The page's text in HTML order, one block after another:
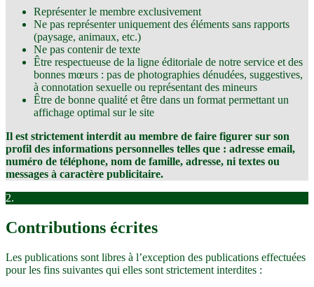
Représenter le membre exclusivement
Ne pas représenter uniquement des éléments sans rapports
(paysage, animaux, etc.)
Ne pas contenir de texte
Être respectueuse de la ligne éditoriale de notre service et des
bonnes mœurs : pas de photographies dénudées, suggestives,
à connotation sexuelle ou représentant des mineurs
Être de bonne qualité et être dans un format permettant un
affichage optimal sur le site
Il est strictement interdit au membre de faire figurer sur son
profil des informations personnelles telles que : adresse email,
numéro de téléphone, nom de famille, adresse, ni textes ou
messages à caractère publicitaire.
2.
Contributions écrites
Les publications sont libres à l’exception des publications effectuées
pour les fins suivantes qui elles sont strictement interdites :